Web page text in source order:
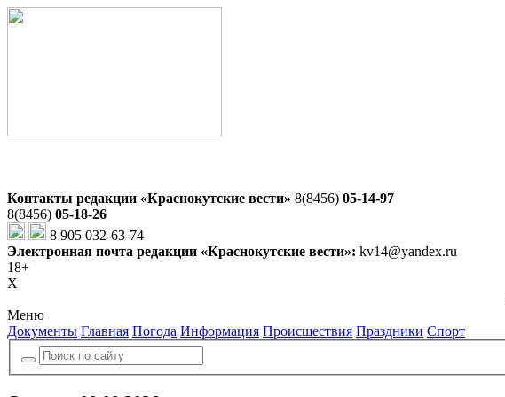
Контакты редакции «Краснокутские вести» 8(8456) 05-14-97
8(8456) 05-18-26
8 905 032-63-74
Электронная почта редакции «Краснокутские вести»: kv14@yandex.ru
18+
X
Меню
Документы Главная Погода Информация Происшествия Праздники Спорт